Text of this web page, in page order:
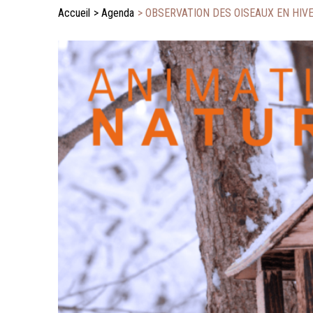
Accueil >Agenda >OBSERVATION DES OISEAUX EN